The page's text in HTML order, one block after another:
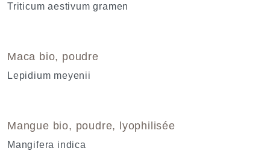
Triticum aestivum gramen
Maca bio, poudre
Lepidium meyenii
Mangue bio, poudre, lyophilisée
Mangifera indica